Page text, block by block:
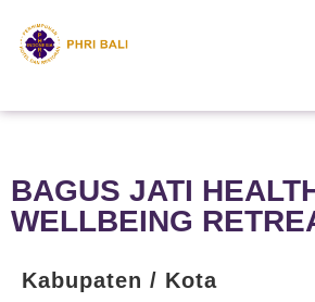
BAGUS JATI
WELLBEING
Kabupaten / Kota